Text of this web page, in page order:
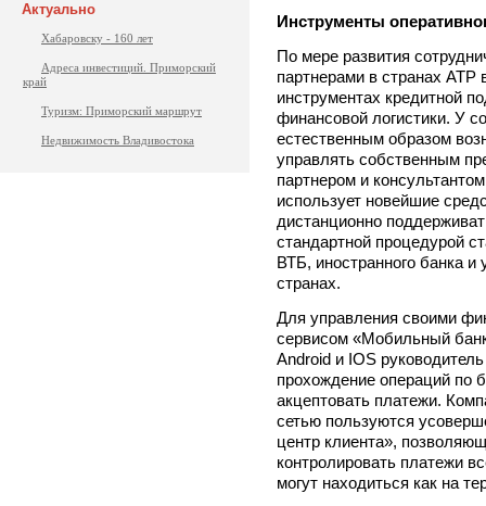
Актуально
Хабаровску - 160 лет
Адреса инвестиций. Приморский
край
Туризм: Приморский маршрут
Недвижимость Владивостока
Инструменты
По мере развития
партнерами в странах АТР
инструментах кредитной
финансовой логистики. У
естественным образом
управлять собственным
партнером и
использует новейшие
дистанционно
стандартной процедурой
ВТБ, иностранного банка
странах.
Для управления своими
сервисом «Мобильный
Android и IOS
прохождение операций по
акцептовать платежи.
сетью пользуются
центр клиента»,
контролировать платежи
могут находиться как на